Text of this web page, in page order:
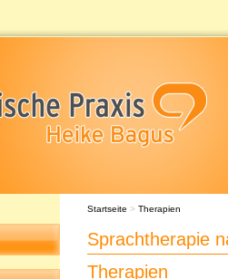
Startseite > Therapien
Sprachtherapie
Therapien